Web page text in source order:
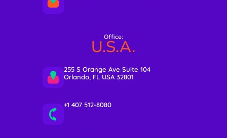
Office:
U.S.A.
255 S Orange Ave Suite 104
Orlando, FL USA 32801
+1 407 512-8080